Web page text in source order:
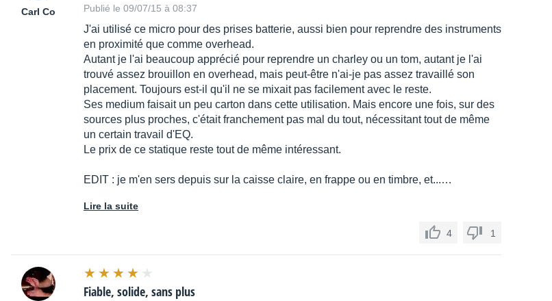
Carl Co Publié le 09/07/15 à 08:37
J'ai utilisé ce micro pour des prises batterie, aussi bien pour reprendre des instruments
en proximité que comme overhead.
Autant je l'ai beaucoup apprécié pour reprendre un charley ou un tom, autant je l'ai
trouvé assez brouillon en overhead, mais peut-être n'ai-je pas assez travaillé son
placement. Toujours est-il qu'il ne se mixait pas facilement avec le reste.
Ses medium faisait un peu carton dans cette utilisation. Mais encore une fois, sur des
sources plus proches, c'était franchement pas mal du tout, nécessitant tout de même
un certain travail d'EQ.
Le prix de ce statique reste tout de même intéressant.
EDIT : je m'en sers depuis sur la caisse claire, en frappe ou en timbre, et...…
Lire la suite
4 1
Fiable, solide, sans plus